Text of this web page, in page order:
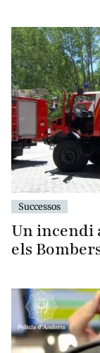
Successos
Un incendi
els